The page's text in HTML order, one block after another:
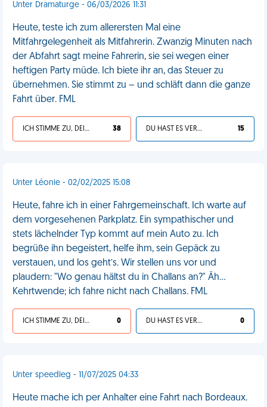
Unter Dramaturge - 06/03/2026 11:31
Heute, teste ich zum allerersten Mal eine
Mitfahrgelegenheit als Mitfahrerin. Zwanzig Minuten nach
der Abfahrt sagt meine Fahrerin, sie sei wegen einer
heftigen Party müde. Ich biete ihr an, das Steuer zu
übernehmen. Sie stimmt zu – und schläft dann die ganze
Fahrt über. FML
ICH STIMME ZU, DEIN LEBEN IST SCHEISSE 38 DU HAST ES VERDIENT 15
Unter Léonie - 02/02/2025 15:08
Heute, fahre ich in einer Fahrgemeinschaft. Ich warte auf
dem vorgesehenen Parkplatz. Ein sympathischer und
stets lächelnder Typ kommt auf mein Auto zu. Ich
begrüße ihn begeistert, helfe ihm, sein Gepäck zu
verstauen, und los geht’s. Wir stellen uns vor und
plaudern: "Wo genau hältst du in Challans an?" Äh…
Kehrtwende; ich fahre nicht nach Challans. FML
ICH STIMME ZU, DEIN LEBEN IST SCHEISSE 0 DU HAST ES VERDIENT 0
Unter speedleg - 11/07/2025 04:33
Heute mache ich per Anhalter eine Fahrt nach Bordeaux.